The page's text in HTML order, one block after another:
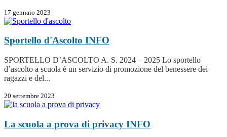
17 gennaio 2023
Sportello d'Ascolto INFO
SPORTELLO D’ASCOLTO A. S. 2024 – 2025 Lo sportello
d’ascolto a scuola è un servizio di promozione del benessere dei
ragazzi e del...
20 settembre 2023
La scuola a prova di privacy INFO